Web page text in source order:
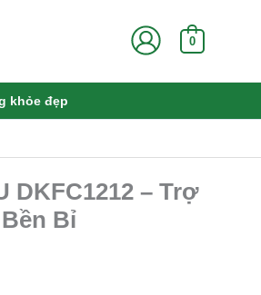
0
khỏe đẹp
DKFC1212 – Trợ
Bỉ
₫.